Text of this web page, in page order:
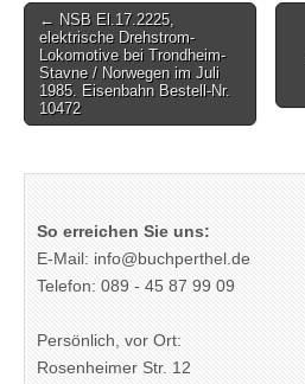
Post
navigation
← NSB El.17.2225,
elektrische Drehstrom-
Lokomotive bei Trondheim-
Stavne / Norwegen im Juli
1985. Eisenbahn Bestell-Nr.
10472
So erreichen Sie uns:
E-Mail: info@buchperthel.de
Telefon: 089 - 45 87 99 09
Persönlich, vor Ort:
Rosenheimer Str. 12